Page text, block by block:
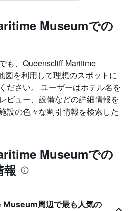
Museumでの
も、Queenscliff Maritime
図を利用して理想のスポットに
ださい。 ユーザーはホテル名を
ビュー、設備などの詳細情報を
設の色々な割引情報を検索した
Museumでの
報
周辺で最も人気の